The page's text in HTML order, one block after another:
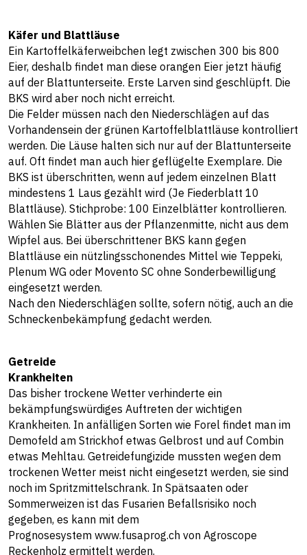
Käfer und Blattläuse
Ein Kartoffelkäferweibchen legt zwischen 300 bis 800
Eier, deshalb findet man diese orangen Eier jetzt häufig
auf der Blattunterseite. Erste Larven sind geschlüpft. Die
BKS wird aber noch nicht erreicht.
Die Felder müssen nach den Niederschlägen auf das
Vorhandensein der grünen Kartoffelblattläuse kontrolliert
werden. Die Läuse halten sich nur auf der Blattunterseite
auf. Oft findet man auch hier geflügelte Exemplare. Die
BKS ist überschritten, wenn auf jedem einzelnen Blatt
mindestens 1 Laus gezählt wird (Je Fiederblatt 10
Blattläuse). Stichprobe: 100 Einzelblätter kontrollieren.
Wählen Sie Blätter aus der Pflanzenmitte, nicht aus dem
Wipfel aus. Bei überschrittener BKS kann gegen
Blattläuse ein nützlingsschonendes Mittel wie Teppeki,
Plenum WG oder Movento SC ohne Sonderbewilligung
eingesetzt werden.
Nach den Niederschlägen sollte, sofern nötig, auch an die
Schneckenbekämpfung gedacht werden.
Getreide
Krankheiten
Das bisher trockene Wetter verhinderte ein
bekämpfungswürdiges Auftreten der wichtigen
Krankheiten. In anfälligen Sorten wie Forel findet man im
Demofeld am Strickhof etwas Gelbrost und auf Combin
etwas Mehltau. Getreidefungizide mussten wegen dem
trockenen Wetter meist nicht eingesetzt werden, sie sind
noch im Spritzmittelschrank. In Spätsaaten oder
Sommerweizen ist das Fusarien Befallsrisiko noch
gegeben, es kann mit dem
Prognosesystem www.fusaprog.ch von Agroscope
Reckenholz ermittelt werden.